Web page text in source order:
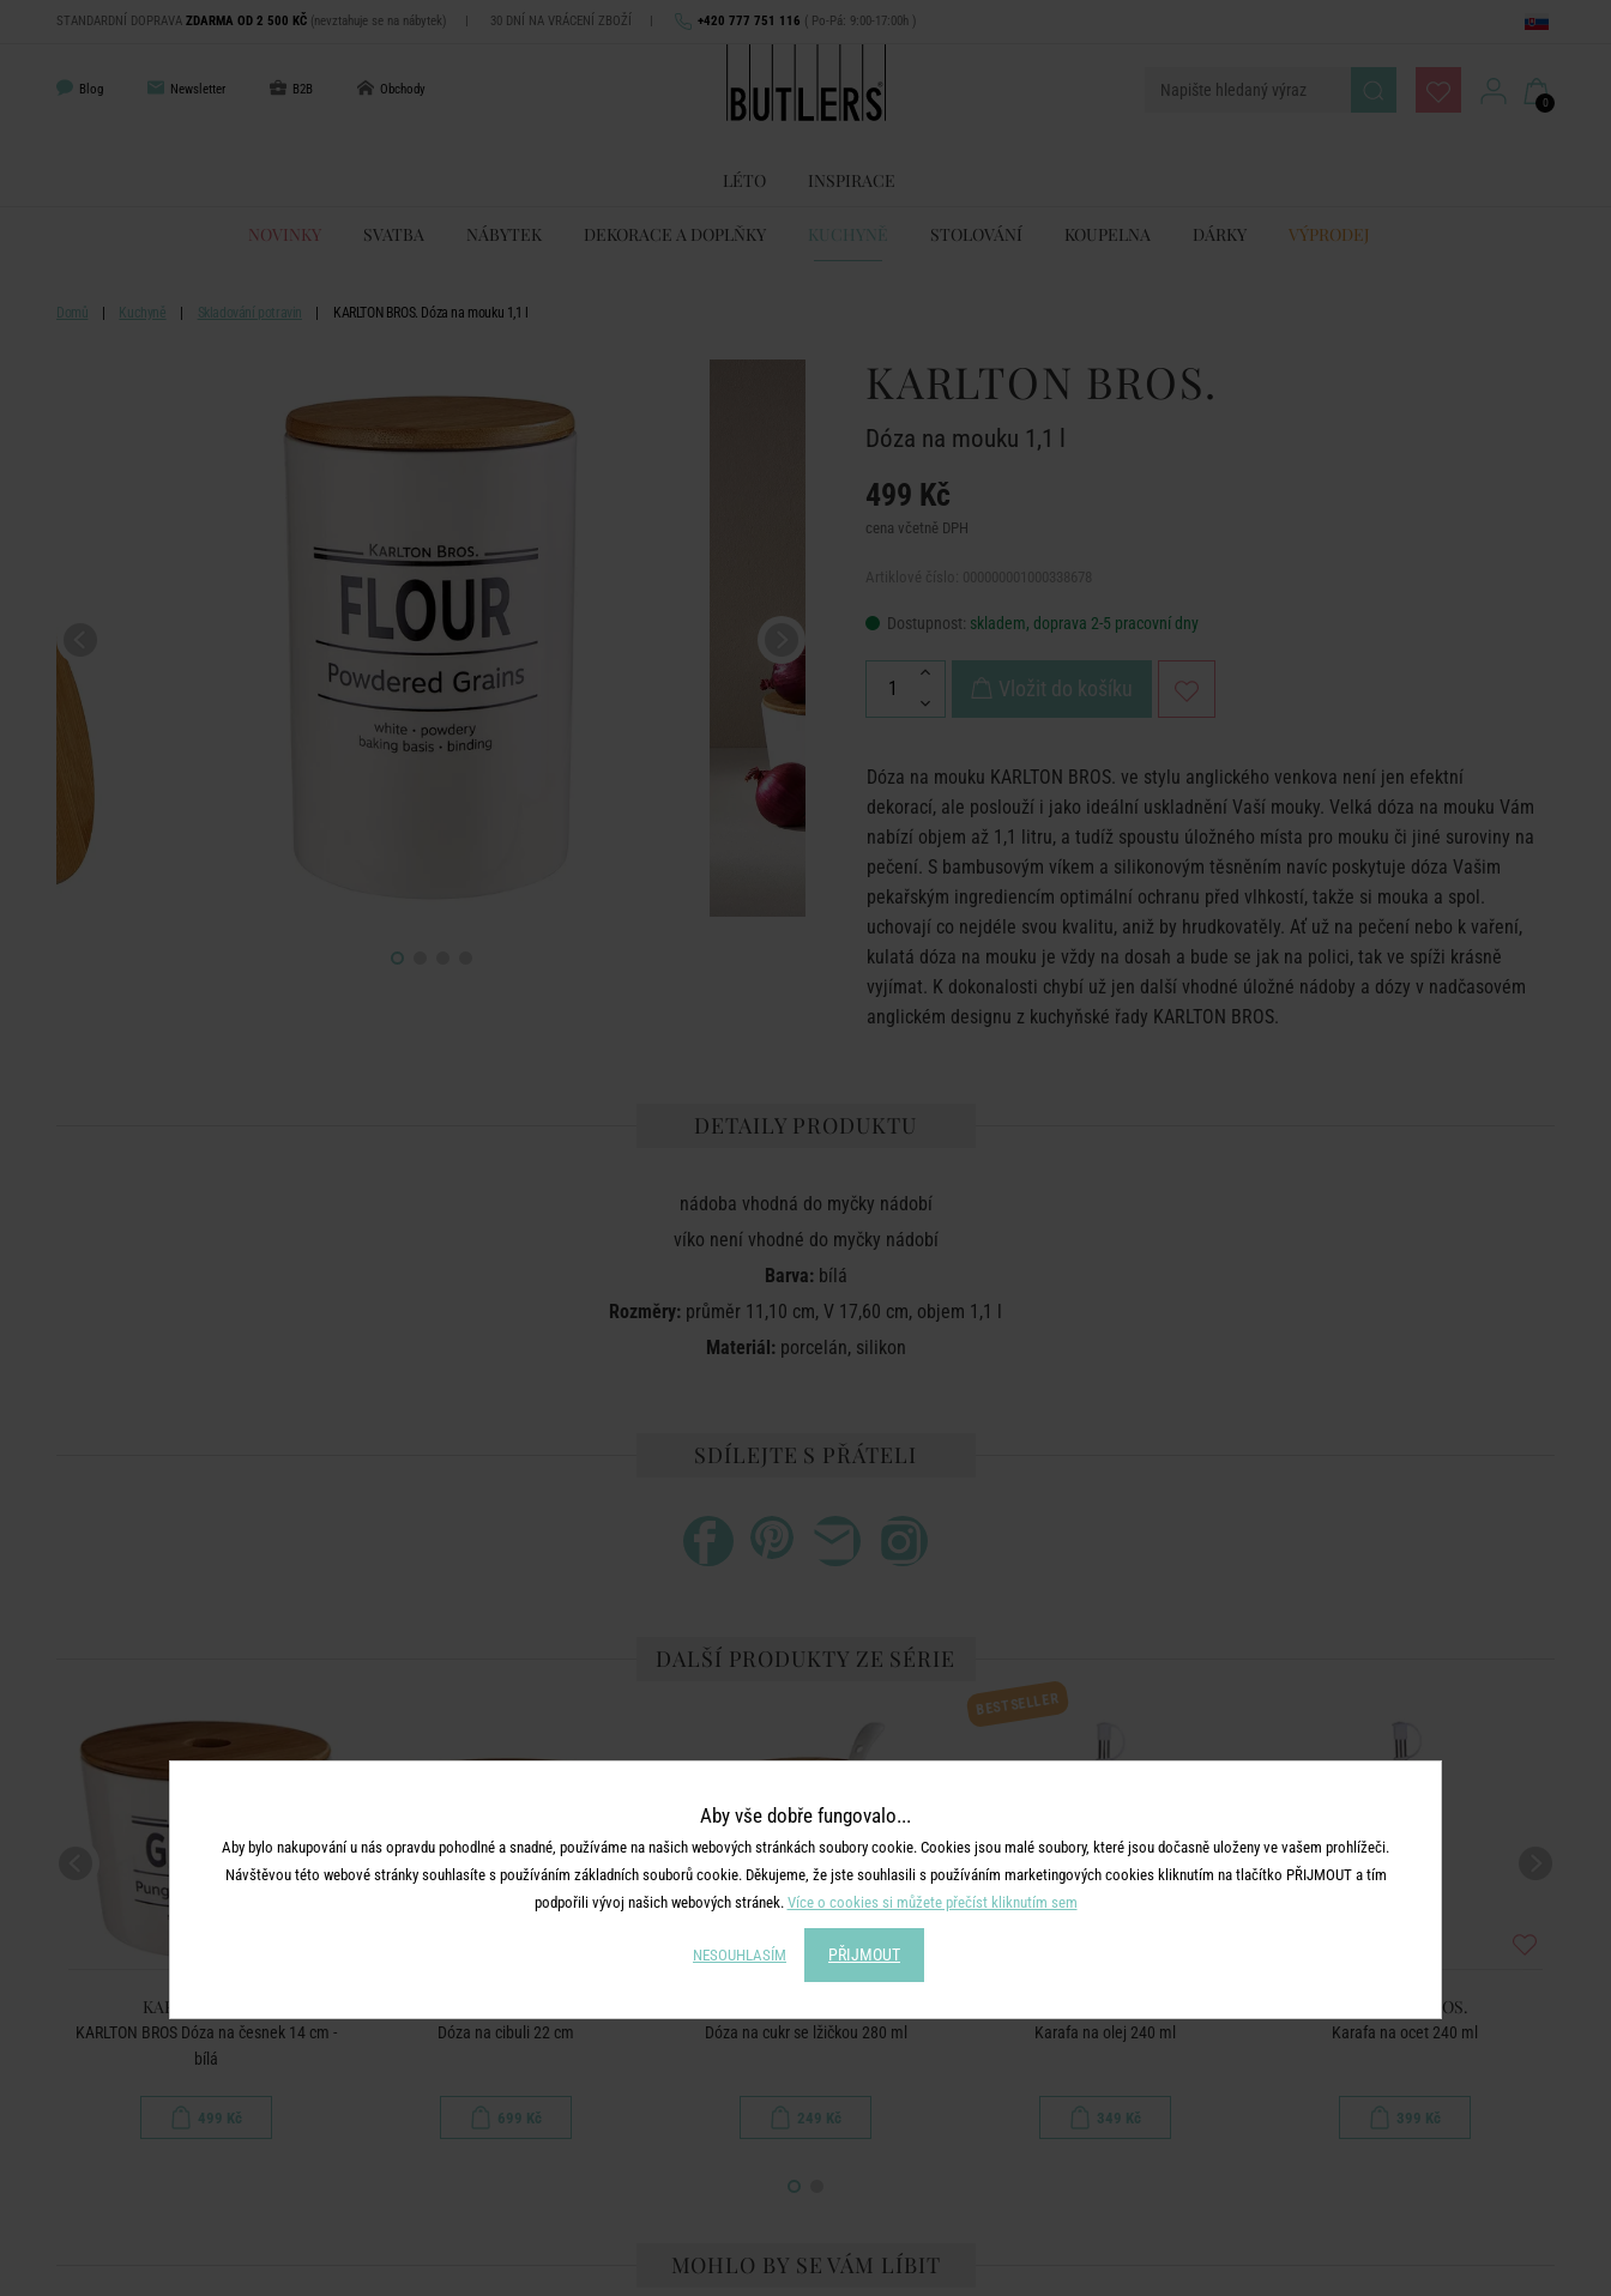
STANDARDNÍ DOPRAVA ZDARMA OD 2 500 KČ (nevztahuje se na nábytek) | 30 DNÍ NA VRÁCENÍ ZBOŽÍ | +420 777 751 116 ( Po-Pá: 9:00-17:00h )
Blog Newsletter B2B Obchody
0
LÉTO INSPIRACE
NOVINKY SVATBA NÁBYTEK DEKORACE A DOPLŇKY KUCHYNĚ STOLOVÁNÍ KOUPELNA DÁRKY VÝPRODEJ
Domů Kuchyně Skladování potravin KARLTON BROS. Dóza na mouku 1,1 l
KARLTON BROS.
Dóza na mouku 1,1 l
499 Kč
cena včetně DPH
Dostupnost: skladem, doprava 2-5 pracovní dny
Vložit do košíku
Dóza na mouku KARLTON BROS. ve stylu anglického venkova není jen efektní
dekorací, ale poslouží i jako ideální uskladnění Vaší mouky. Velká dóza na mouku Vám
nabízí objem až 1,1 litru, a tudíž spoustu úložného místa pro mouku či jiné suroviny na
pečení. S bambusovým víkem a silikonovým těsněním navíc poskytuje dóza Vašim
pekařským ingrediencím optimální ochranu před vlhkostí, takže si mouka a spol.
uchovají co nejdéle svou kvalitu, aniž by hrudkovatěly. Ať už na pečení nebo k vaření,
kulatá dóza na mouku je vždy na dosah a bude se jak na polici, tak ve spíži krásně
vyjímat. K dokonalosti chybí už jen další vhodné úložné nádoby a dózy v nadčasovém
anglickém designu z kuchyňské řady KARLTON BROS.
DETAILY PRODUKTU
nádoba vhodná do myčky nádobí
víko není vhodné do myčky nádobí
Barva:bílá
Rozměry: průměr 11,10 cm, V 17,60 cm, objem 1,1 l
Materiál:porcelán, silikon
SDÍLEJTE S PŘÁTELI
DALŠÍ PRODUKTY ZE SÉRIE
KARLTON BROS.
KARLTON BROS Dóza na česnek 14 cm -
bílá
499 Kč
Dóza na cibuli 22 cm
699 Kč
Dóza na cukr se lžičkou 280 ml
249 Kč
BESTSELLER
Karafa na olej 240 ml
349 Kč
KARLTON BROS.
Karafa na ocet 240 ml
399 Kč
MOHLO BY SE VÁM LÍBIT
Aby vše dobře fungovalo...
Aby bylo nakupování u nás opravdu pohodlné a snadné, používáme na našich webových stránkách soubory cookie. Cookies jsou malé soubory, které jsou dočasně uloženy ve vašem prohlížeči.
Návštěvou této webové stránky souhlasíte s používáním základních souborů cookie. Děkujeme, že jste souhlasili s používáním marketingových cookies kliknutím na tlačítko PŘIJMOUT a tím
podpořili vývoj našich webových stránek. Více o cookies si můžete přečíst kliknutím sem
NESOUHLASÍM PŘIJMOUT